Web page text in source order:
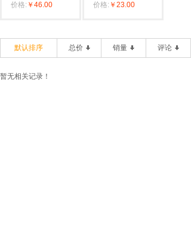
价格: ￥46.00
价格: ￥23.00
默认排序 总价 销量 评论
暂无相关记录！